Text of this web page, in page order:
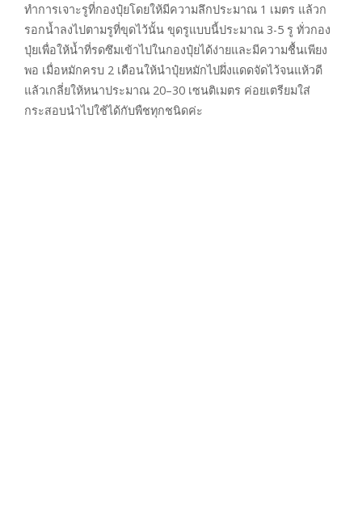
ทำการเจาะรูที่กองปุ๋ยโดยให้มีความลึกประมาณ 1 เมตร แล้วก
รอกน้ำลงไปตามรูที่ขุดไว้นั้น ขุดรูแบบนี้ประมาณ 3-5 รู ทั่วกอง
ปุ่ยเพื่อให้น้ำที่รดซึมเข้าไปในกองปุ๋ยได้ง่ายและมีความชื้นเพียง
พอ เมื่อหมักครบ 2 เดือนให้นำปุ๋ยหมักไปผึ่งแดดจัดไว้จนแห้วดี
แล้วเกลี่ยให้หนาประมาณ 20–30 เซนติเมตร ค่อยเตรียมใส่
กระสอบนำไปใช้ได้กับพืชทุกชนิดค่ะ